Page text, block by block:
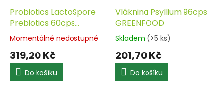
Probiotics LactoSpore
Prebiotics 60cps
GREENFOOD
Momentálně nedostupné
319,20 Kč
Do košíku
Vláknina Psyllium 96cps
GREENFOOD
Skladem (>5 ks)
201,70 Kč
Do košíku